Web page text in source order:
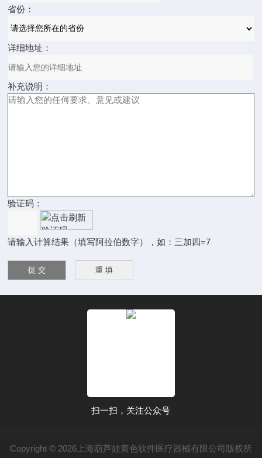
省份：
详细地址：
补充说明：
验证码：
请输入计算结果（填写阿拉伯数字），如：三加四=7
扫一扫，关注公众号
Copyright © 2026上海葫芦娃黄色软件医疗器械有限公司版权所